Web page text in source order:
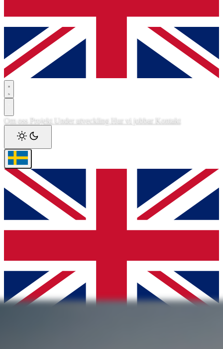
Om oss Projekt Under utveckling Hur vi jobbar Kontakt